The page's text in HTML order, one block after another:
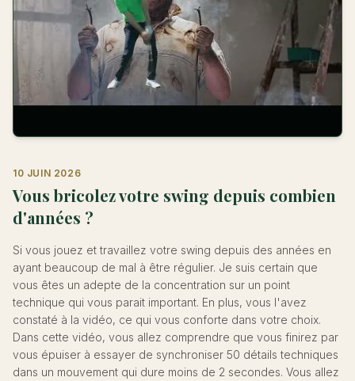
10 JUIN 2026
Vous bricolez votre swing depuis combien
d'années ?
Si vous jouez et travaillez votre swing depuis des années en
ayant beaucoup de mal à être régulier. Je suis certain que
vous êtes un adepte de la concentration sur un point
technique qui vous parait important. En plus, vous l'avez
constaté à la vidéo, ce qui vous conforte dans votre choix.
Dans cette vidéo, vous allez comprendre que vous finirez par
vous épuiser à essayer de synchroniser 50 détails techniques
dans un mouvement qui dure moins de 2 secondes. Vous allez